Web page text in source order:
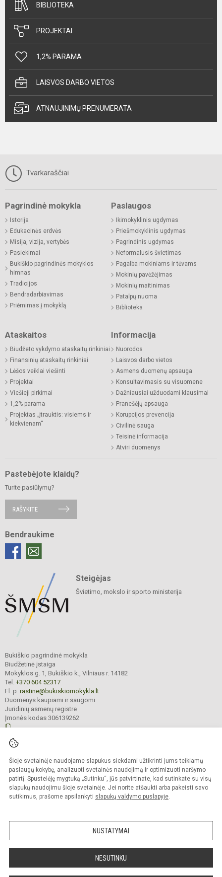
Šioje svetainėje naudojame slapukus siekdami užtikrinti jums teikiamų
paslaugų kokybę, analizuoti svetainės naudojimą ir optimizuoti naršymo
patirtį. Spustelėję mygtuką „Sutinku“, jūs patvirtinate, kad sutinkate su visų
slapukų naudojimu šioje svetainėje. Jei norite atšaukti arba pakeisti savo
sutikimus, prašome apsilankyti slapukų valdymo puslapyje.
NUSTATYMAI
NESUTINKU
BIBLIOTEKA
PROJEKTAI
1,2% PARAMA
LAISVOS DARBO VIETOS
ATNAUJINIMŲ PRENUMERATA
Tvarkaraščiai
Pagrindinė mokykla
Istorija
Edukacinės erdvės
Misija, vizija, vertybės
Pasiekimai
Bukiškio pagrindinės mokyklos
himnas
Tradicijos
Bendradarbiavimas
Priėmimas į mokyklą
Paslaugos
Ikimokyklinis ugdymas
Priešmokyklinis ugdymas
Pagrindinis ugdymas
Neformalusis švietimas
Pagalba mokiniams ir tėvams
Mokinių pavėžėjimas
Mokinių maitinimas
Patalpų nuoma
Biblioteka
Ataskaitos
Biudžeto vykdymo ataskaitų rinkiniai
Finansinių ataskaitų rinkiniai
Lėšos veiklai viešinti
Projektai
Viešieji pirkimai
1,2% parama
Projektas „Įtrauktis: visiems ir
kiekvienam“
Informacija
Nuorodos
Laisvos darbo vietos
Asmens duomenų apsauga
Konsultavimasis su visuomene
Dažniausiai užduodami klausimai
Pranešėjų apsauga
Korupcijos prevencija
Civilinė sauga
Teisinė informacija
Atviri duomenys
Pastebėjote klaidų?
Turite pasiūlymų?
RAŠYKITE
Bendraukime
Steigėjas
Švietimo, mokslo ir sporto ministerija
Bukiškio pagrindinė mokykla
Biudžetinė įstaiga
Mokyklos g. 1, Bukiškio k., Vilniaus r. 14182
Tel. +370 604 52317
El. p. rastine@bukiskiomokykla.lt
Duomenys kaupiami ir saugomi
Juridinių asmenų registre
Įmonės kodas 306139262
Kopijuoti turinį be raštiško Bukiškio pagrindinės mokyklos administracijos
sutikimo griežtai draudžiama.
Prieinamumo paraiška Slapukų valdymas
Sumanus būdas atnaujinti